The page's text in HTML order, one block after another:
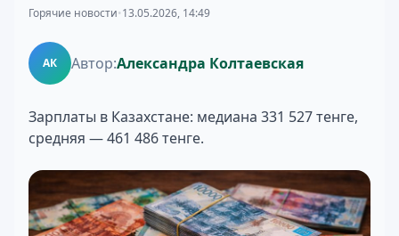
Горячие новости•13.05.2026, 14:49
АК Автор:Александра Колтаевская
Зарплаты в Казахстане: медиана 331 527 тенге,
средняя — 461 486 тенге.